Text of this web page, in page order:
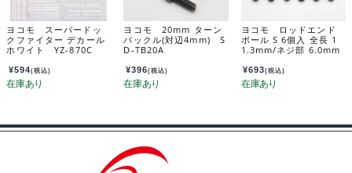
ヨコモ スーパードッ
クファイター デカール
ホワイト YZ-870C
¥594(税込)
ヨコモ 20mm ターン
バックル(対辺4mm) S
D-TB20A
¥396(税込)
ヨコモ ロッドエンド
ボール S 6個入 全長 1
1.3mm/ネジ部 6.0mm
¥693(税込)